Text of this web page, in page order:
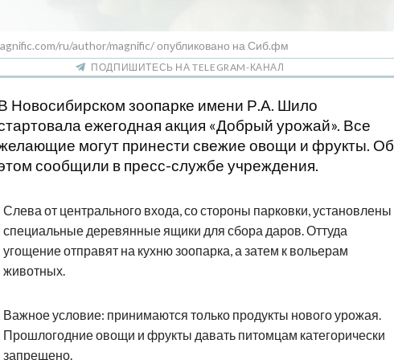
ru/author/magnific/ опубликовано на Сиб.фм
ПОДПИШИТЕСЬ НА TELEGRAM-КАНАЛ
Новосибирском зоопарке имени Р.А. Шило
ежегодная акция «Добрый урожай». Все
могут принести свежие овощи и фрукты. Об
сообщили в пресс-службе учреждения.
Слева от центрального входа, со стороны парковки, установлены
специальные деревянные ящики для сбора даров. Оттуда
угощение отправят на кухню зоопарка, а затем к вольерам
животных.
Важное условие: принимаются только продукты нового урожая.
Прошлогодние овощи и фрукты давать питомцам категорически
запрещено.